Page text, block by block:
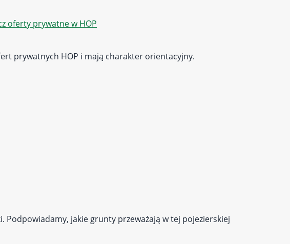
oferty prywatne w HOP
prywatnych HOP i mają charakter orientacyjny.
Podpowiadamy, jakie grunty przeważają w tej pojezierskiej